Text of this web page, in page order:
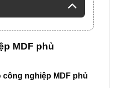
MDF phủ
nghiệp MDF phủ